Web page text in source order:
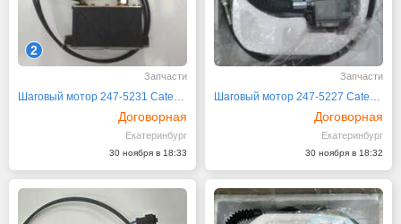
2
Запчасти
Шаговый мотор 247-5231 Caterpillar CAT
Договорная
Екатеринбург
30 ноября в 18:33
Запчасти
Шаговый мотор 247-5227 Caterpillar CAT
Договорная
Екатеринбург
30 ноября в 18:32